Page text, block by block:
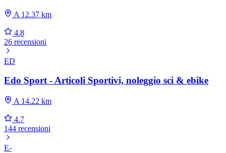
A 12.37 km
4.8
26 recensioni
ED
Edo Sport - Articoli Sportivi, noleggio sci & ebike
A 14.22 km
4.7
144 recensioni
E-